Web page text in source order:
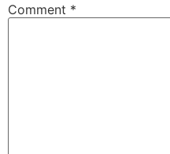
Comment *